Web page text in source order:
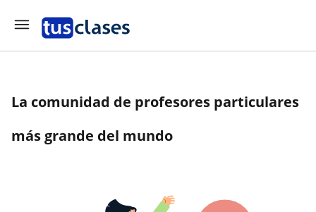
La comunidad de profesores particulares
más grande del mundo